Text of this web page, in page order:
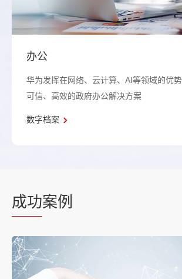
办公
华为发挥在网络、云计算、AI等领域的优势
可信、高效的政府办公解决方案
数字档案
成功案例